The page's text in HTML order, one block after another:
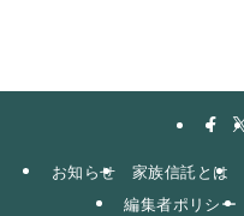
お知らせ 家族信託とは
編集者ポリシー